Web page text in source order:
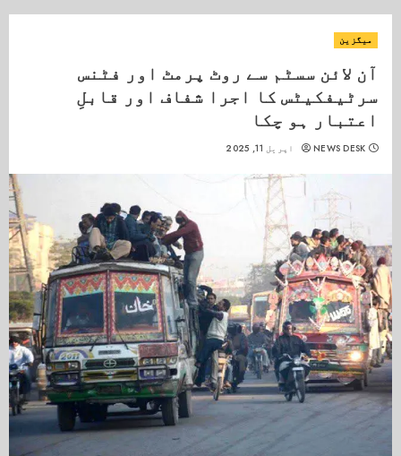
میگزین
آن لائن سسٹم سے روٹ پرمٹ اور فٹنس
سرٹیفکیٹس کا اجرا شفاف اور قابلِ
اعتبار ہو چکا
NEWS DESK اپریل 11, 2025